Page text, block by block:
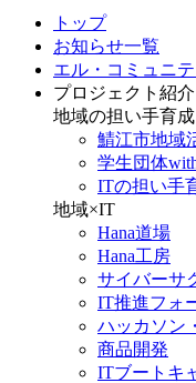
トップ
お知らせ一覧
エル・コミュニ
プロジェクト紹介
地域の担い手育成
鯖江市地域
学生団体
ITの担い手
地域×IT
Hana道場
Hana工房
サイバーサ
IT推進フォ
ハッカソン
商品開発
ITブートキ